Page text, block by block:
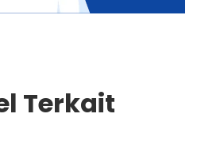
Terkait